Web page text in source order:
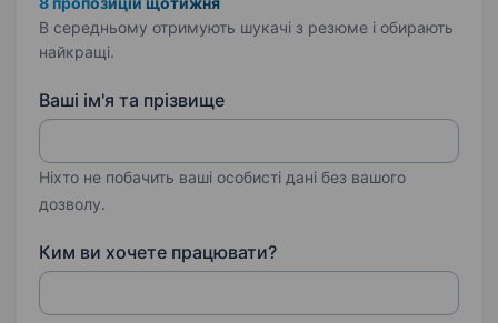
В середньому отримують шукачі з резюме і обирають
найкращі.
Ваші ім'я та прізвище
Ніхто не побачить ваші особисті дані без вашого
дозволу.
Ким ви хочете працювати?